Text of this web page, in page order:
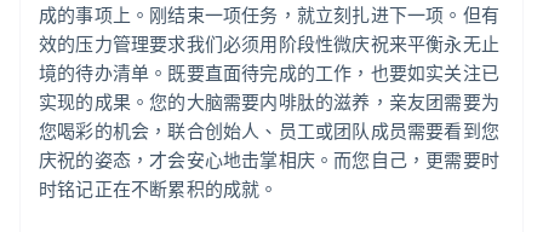
成的事项上。刚结束一项任务，就立刻扎进下一项。但有
效的压力管理要求我们必须用阶段性微庆祝来平衡永无止
境的待办清单。既要直面待完成的工作，也要如实关注已
实现的成果。您的大脑需要内啡肽的滋养，亲友团需要为
您喝彩的机会，联合创始人、员工或团队成员需要看到您
庆祝的姿态，才会安心地击掌相庆。而您自己，更需要时
时铭记正在不断累积的成就。